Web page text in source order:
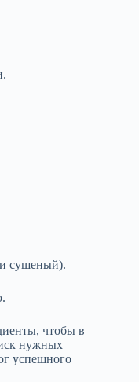
сушеный).
чтобы в
нужных
успешного